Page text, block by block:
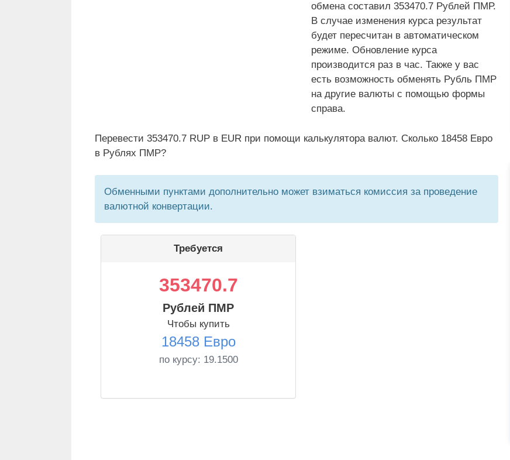
обмена составил 353470.7 Рублей ПМР.
В случае изменения курса результат
будет пересчитан в автоматическом
режиме. Обновление курса
производится раз в час. Также у вас
есть возможность обменять Рубль ПМР
на другие валюты с помощью формы
справа.
Перевести 353470.7 RUP в EUR при помощи калькулятора валют. Сколько 18458 Евро
в Рублях ПМР?
Обменными пунктами дополнительно может взиматься комиссия за проведение
валютной конвертации.
Требуется
353470.7
Рублей ПМР
Чтобы купить
18458 Евро
по курсу: 19.1500